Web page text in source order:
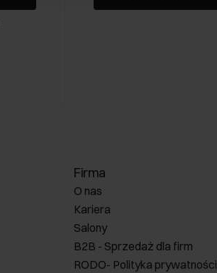
Firma
O nas
Kariera
Salony
B2B - Sprzedaż dla firm
RODO- Polityka prywatności